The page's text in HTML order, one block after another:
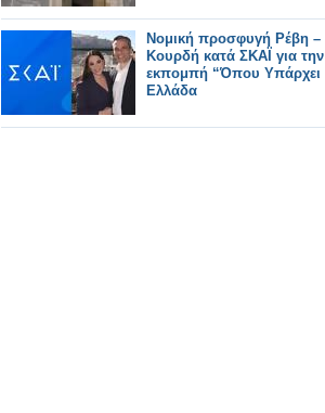
Νομική προσφυγή Ρέβη –
Κουρδή κατά ΣΚΑΪ για την
εκπομπή “Όπου Υπάρχει
Ελλάδα